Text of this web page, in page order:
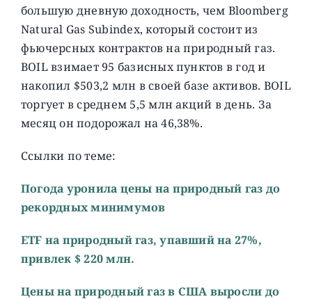
большую дневную доходность, чем Bloomberg
Natural Gas Subindex, который состоит из
фьючерсных контрактов на природный газ.
BOIL взимает 95 базисных пунктов в год и
накопил $503,2 млн в своей базе активов. BOIL
торгует в среднем 5,5 млн акций в день. За
месяц он подорожал на 46,38%.
Ссылки по теме:
Погода уронила цены на природный газ до
рекордных минимумов
ETF на природный газ, упавший на 27%,
привлек $ 220 млн.
Цены на природный газ в США выросли до